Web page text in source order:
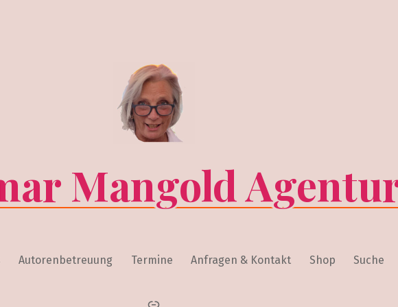
Mangold
Autorenbetreuung Termine Anfragen & Kontakt Shop Suche
instagram